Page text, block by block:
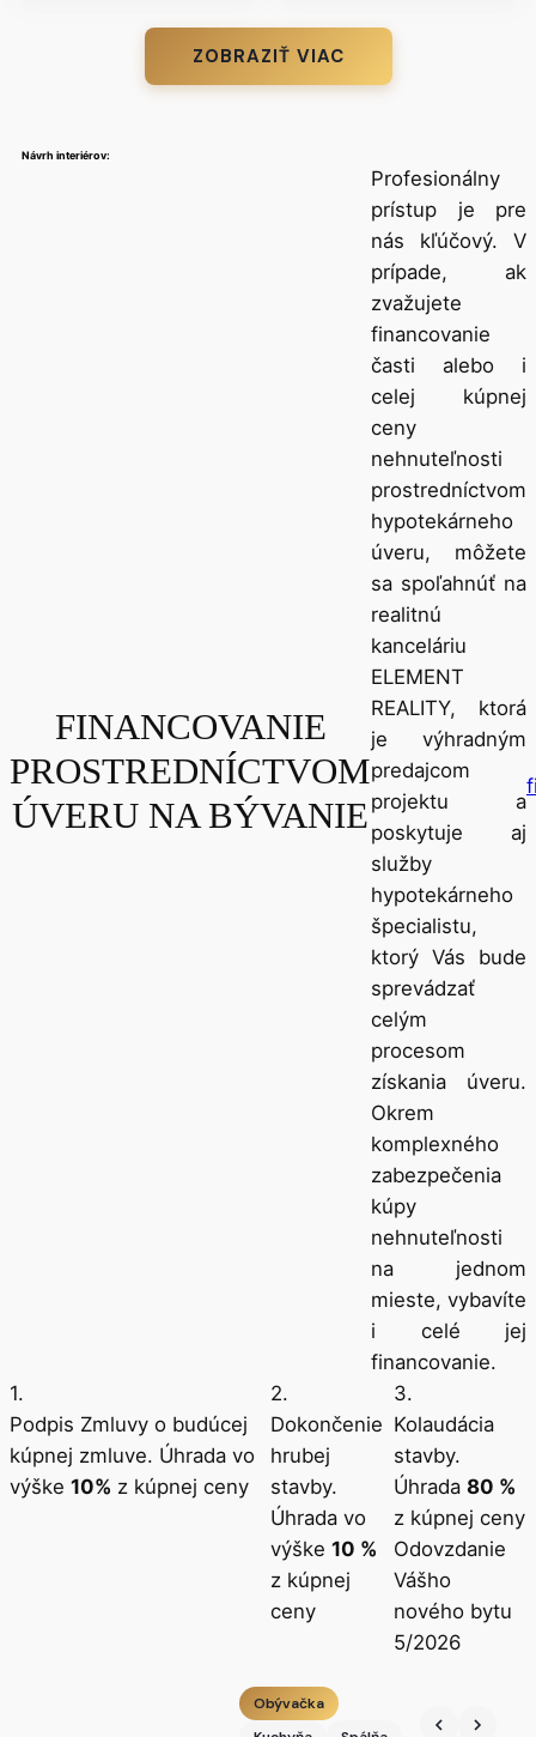
ZOBRAZIŤ VIAC
Návrh interiérov:
FINANCOVANIE
PROSTREDNÍCTVOM
ÚVERU NA BÝVANIE
Profesionálny
prístup je pre
nás kľúčový. V
prípade, ak
zvažujete
financovanie
časti alebo i
celej kúpnej
ceny
nehnuteľnosti
prostredníctvom
hypotekárneho
úveru, môžete
sa spoľahnúť na
realitnú
kanceláriu
ELEMENT
REALITY, ktorá
je výhradným
predajcom
projektu a
poskytuje aj
služby
hypotekárneho
špecialistu,
ktorý Vás bude
sprevádzať
celým
procesom
získania úveru.
Okrem
komplexného
zabezpečenia
kúpy
nehnuteľnosti
na jednom
mieste, vybavíte
i celé jej
financovanie.
1.
Podpis Zmluvy o budúcej
kúpnej zmluve. Úhrada vo
výške 10% z kúpnej ceny
2.
Dokončenie
hrubej
stavby.
Úhrada vo
výške10 %
z kúpnej
ceny
3.
Kolaudácia
stavby.
Úhrada80 %
z kúpnej ceny
Odovzdanie
Vášho
nového bytu
5/2026
Obývačka